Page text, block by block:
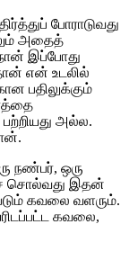
போராடுவது
அதைத்
இப்போது
என் உடலில்
பதிலுக்கும்
பற்றியது அல்ல.
நண்பர், ஒரு
சொல்வது இதன்
கவலை வளரும்.
கவலை,